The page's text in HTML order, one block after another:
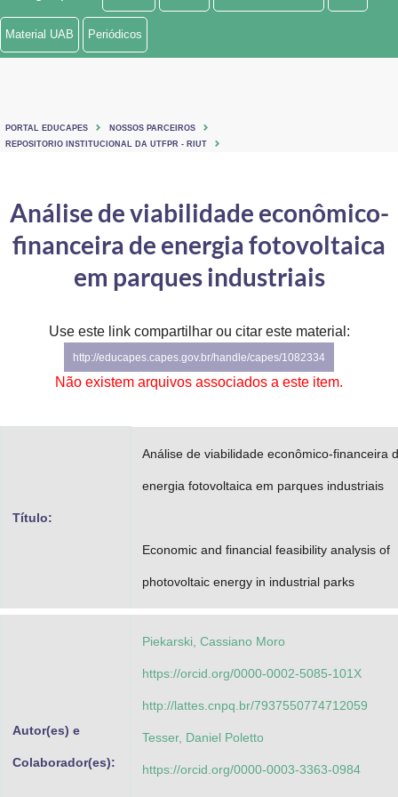
Ministério de Minas e Energia
Ministério do Turismo
Controladoria-Geral da União
Ministério da Mulher, da Família e dos Direitos Humanos
Secretaria de Governo
Gabinete de Segurança Institucional
Material UAB Periódicos
PORTAL EDUCAPES
NOSSOS PARCEIROS
REPOSITORIO INSTITUCIONAL DA UTFPR - RIUT
Análise de viabilidade econômico-
financeira de energia fotovoltaica
em parques industriais
Use este link compartilhar ou citar este material:
http://educapes.capes.gov.br/handle/capes/1082334
Não existem arquivos associados a este item.
Título:
Análise de viabilidade econômico-financeira
energia fotovoltaica em parques industriais
Economic and financial feasibility analysis of
photovoltaic energy in industrial parks
Autor(es) e
Colaborador(es):
Piekarski, Cassiano Moro
https://orcid.org/0000-0002-5085-101X
http://lattes.cnpq.br/7937550774712059
Tesser, Daniel Poletto
https://orcid.org/0000-0003-3363-0984